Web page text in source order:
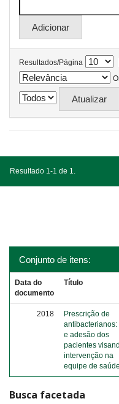
Resultados/Página
Resultado 1-1 de 1.
Conjunto de itens:
Data do
documento
Título
2018
Prescrição de
antibacterianos:
e adesão dos
pacientes
intervenção na
equipe de saúde
Busca facetada